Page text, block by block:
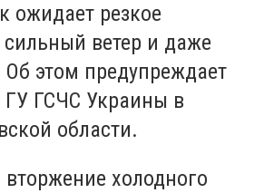
ожидает резкое
сильный ветер и даже
этом предупреждает
ГУ ГСЧС Украины в
области.
холодного